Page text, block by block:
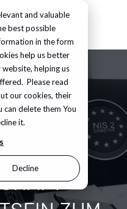
and valuable
best possible
in the form
help us better
helping us
Please read
our cookies, their
can delete them You
it.
Decline
–